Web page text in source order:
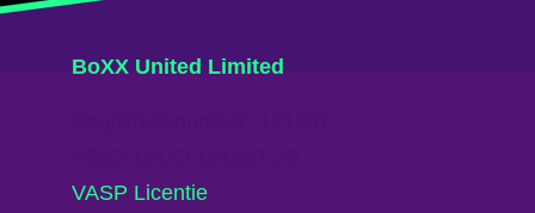
BoXX United Limited
VASP Licentie